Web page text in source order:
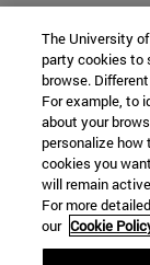
The University
party cookies to
browse.
For example, to
about your
personalize
cookies you
will remain
For more
our Cookie